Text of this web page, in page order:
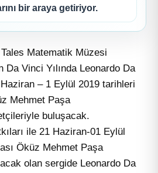
bir araya getiriyor.
Matematik Müzesi
Da Vinci Yılında Leonardo Da
– 1 Eylül 2019 tarihleri
Mehmet Paşa
buluşacak.
ile 21 Haziran-01 Eylül
Öküz Mehmet Paşa
olan sergide Leonardo Da